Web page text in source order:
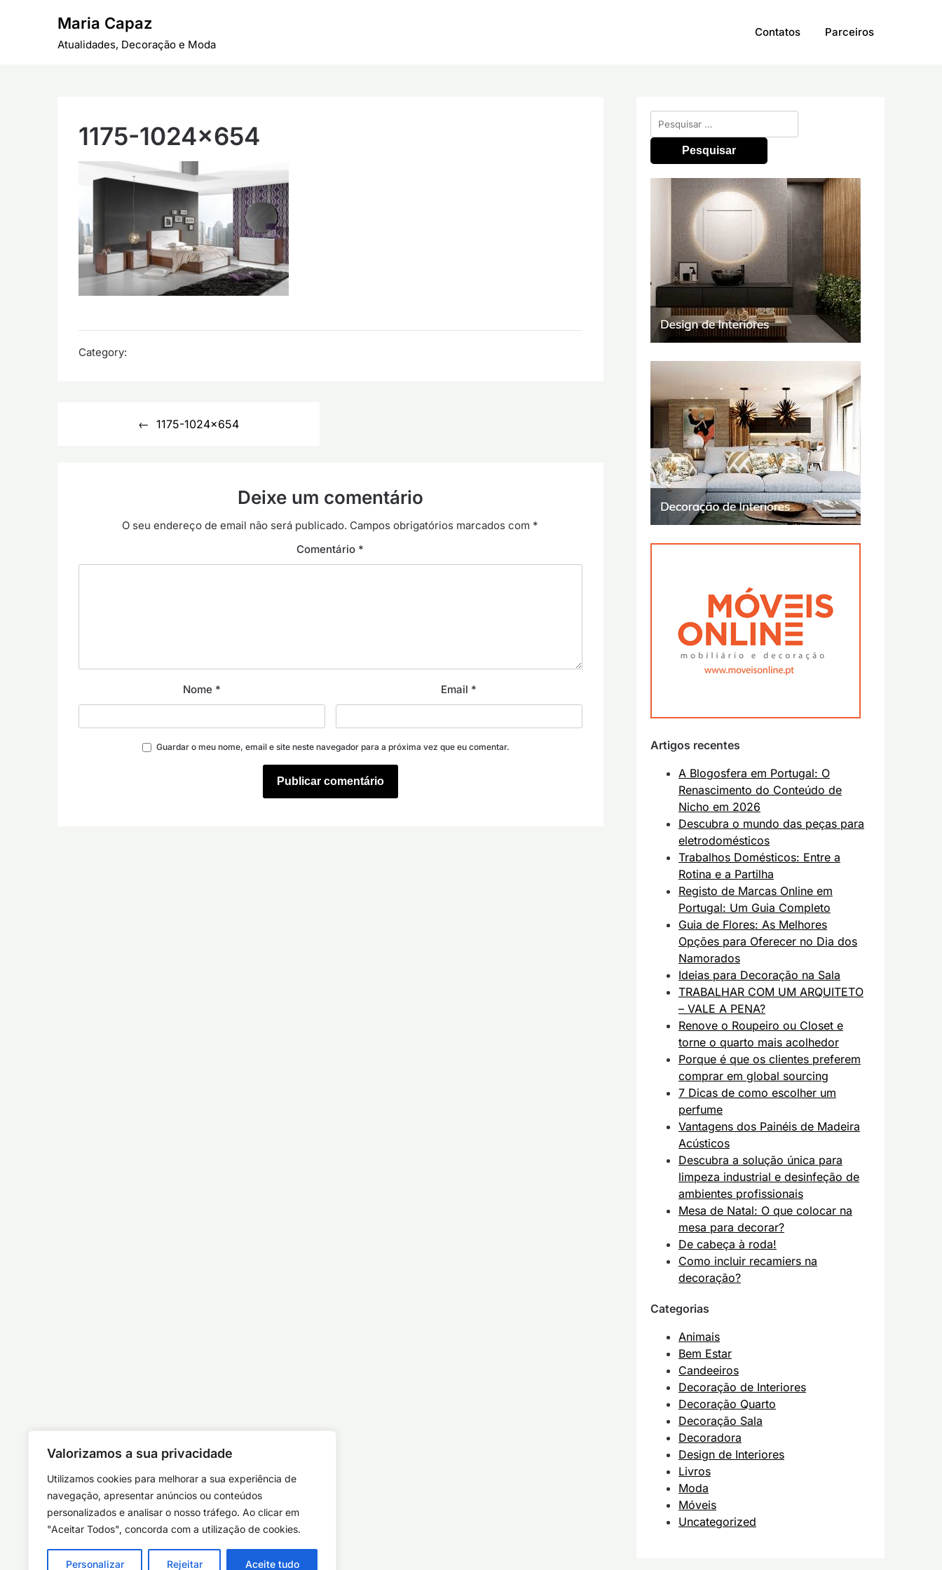
Valorizamos a sua privacidade
Utilizamos cookies para melhorar a sua experiência de
navegação, apresentar anúncios ou conteúdos
personalizados e analisar o nosso tráfego. Ao clicar em
"Aceitar Todos", concorda com a utilização de cookies.
Personalizar Rejeitar Aceite tudo
Maria Capaz
Atualidades, Decoração e Moda
Contatos Parceiros
1175-1024×654
Category:
1175-1024×654
Deixe um comentário
O seu endereço de email não será publicado. Campos obrigatórios marcados com *
Comentário *
Nome * Email *
Guardar o meu nome, email e site neste navegador para a próxima vez que eu comentar.
Pesquisar
por:
Artigos recentes
A Blogosfera em Portugal: O
Renascimento do Conteúdo de
Nicho em 2026
Descubra o mundo das peças para
eletrodomésticos
Trabalhos Domésticos: Entre a
Rotina e a Partilha
Registo de Marcas Online em
Portugal: Um Guia Completo
Guia de Flores: As Melhores
Opções para Oferecer no Dia dos
Namorados
Ideias para Decoração na Sala
TRABALHAR COM UM ARQUITETO
– VALE A PENA?
Renove o Roupeiro ou Closet e
torne o quarto mais acolhedor
Porque é que os clientes preferem
comprar em global sourcing
7 Dicas de como escolher um
perfume
Vantagens dos Painéis de Madeira
Acústicos
Descubra a solução única para
limpeza industrial e desinfeção de
ambientes profissionais
Mesa de Natal: O que colocar na
mesa para decorar?
De cabeça à roda!
Como incluir recamiers na
decoração?
Categorias
Animais
Bem Estar
Candeeiros
Decoração de Interiores
Decoração Quarto
Decoração Sala
Decoradora
Design de Interiores
Livros
Moda
Móveis
Uncategorized